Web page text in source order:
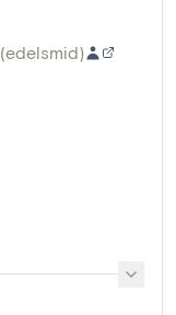
(edelsmid)